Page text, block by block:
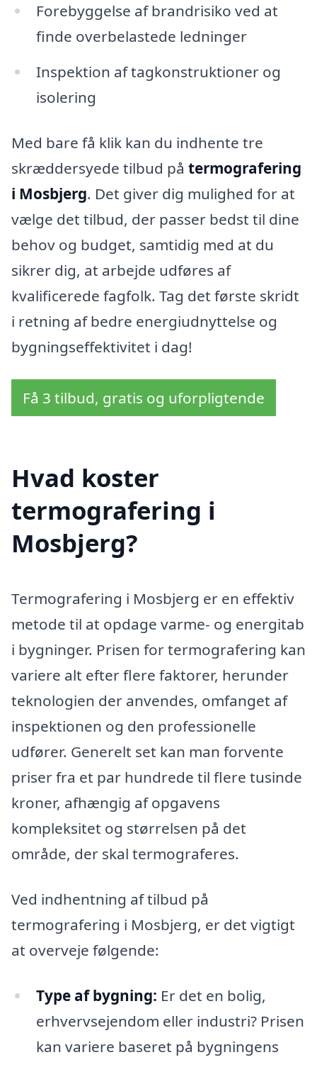
Forebyggelse af brandrisiko ved at
finde overbelastede ledninger
Inspektion af tagkonstruktioner og
isolering
Med bare få klik kan du indhente tre
skræddersyede tilbud på termografering
i Mosbjerg. Det giver dig mulighed for at
vælge det tilbud, der passer bedst til dine
behov og budget, samtidig med at du
sikrer dig, at arbejde udføres af
kvalificerede fagfolk. Tag det første skridt
i retning af bedre energiudnyttelse og
bygningseffektivitet i dag!
Få 3 tilbud, gratis og uforpligtende
Hvad koster
termografering i
Mosbjerg?
Termografering i Mosbjerg er en effektiv
metode til at opdage varme- og energitab
i bygninger. Prisen for termografering kan
variere alt efter flere faktorer, herunder
teknologien der anvendes, omfanget af
inspektionen og den professionelle
udfører. Generelt set kan man forvente
priser fra et par hundrede til flere tusinde
kroner, afhængig af opgavens
kompleksitet og størrelsen på det
område, der skal termograferes.
Ved indhentning af tilbud på
termografering i Mosbjerg, er det vigtigt
at overveje følgende:
Type af bygning: Er det en bolig,
erhvervsejendom eller industri? Prisen
kan variere baseret på bygningens